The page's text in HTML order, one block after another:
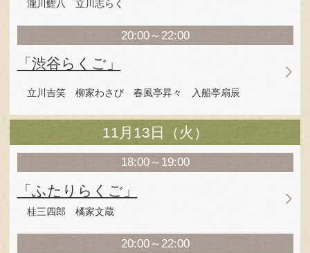
【この日のお客様の感想】
「渋谷らくご」11/11 公演 感想まとめ
写真：渋谷らくごスタッフ
写真の無断転載・無断利用を禁じます